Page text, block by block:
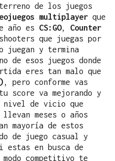
de los juegos
multiplayer que
año es CS:GO, Counter
que juegas por
juegan y termina
de esos juegos donde
eres tan malo que
, pero conforme vas
score va mejorando y
nivel de vicio que
meses o años
mayoría de estos
de juego casual y
en busca de
competitivo te